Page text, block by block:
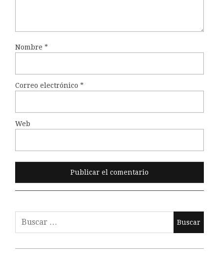
Nombre *
Correo electrónico *
Web